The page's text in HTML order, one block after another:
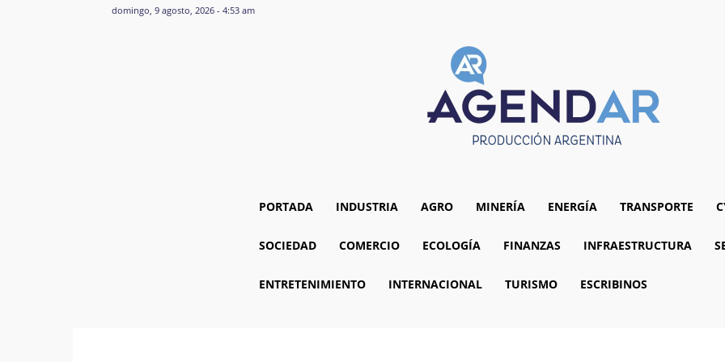
domingo, 9 agosto, 2026 - 4:53 am
PORTADA INDUSTRIA AGRO MINERÍA ENERGÍA TRANSPORTE
SOCIEDAD COMERCIO ECOLOGÍA FINANZAS INFRAESTRUCTURA
ENTRETENIMIENTO INTERNACIONAL TURISMO ESCRIBINOS